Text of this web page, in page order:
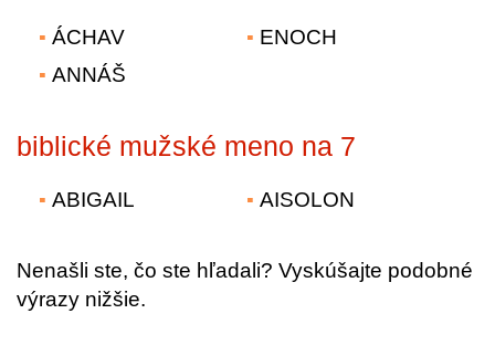
ÁCHAV
ANNÁŠ
ENOCH
biblické mužské meno na 7
ABIGAIL AISOLON
Nenašli ste, čo ste hľadali? Vyskúšajte podobné
výrazy nižšie.